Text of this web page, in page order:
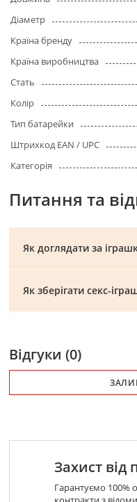
Діаметр
Країна бренду
Країна виробництва
Стать
Колір
Тип батарейки
Штрихкод EAN / UPC
Категорія
Питання та
Як доглядати за
Як зберігати секс-
Відгуки (0)
Захист від
Гарантуємо 100%